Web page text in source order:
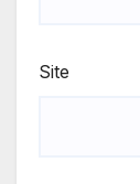
Site